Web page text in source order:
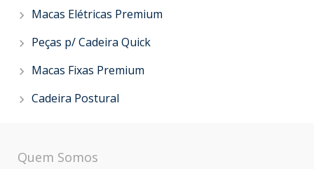
Macas Elétricas Premium
Peças p/ Cadeira Quick
Macas Fixas Premium
Cadeira Postural
Quem Somos